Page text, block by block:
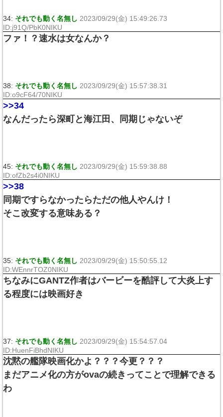
34: それでも動く名無し 2023/09/29(金) 15:49:26.73
ID:j91Q/PbK0NIKU
ファ！？速水は女なんか？
38: それでも動く名無し 2023/09/29(金) 15:57:38.31
ID:o9cF64/70NIKU
>>34
なんだったら深町と海江田、同期じゃないぞ
45: それでも動く名無し 2023/09/29(金) 15:59:38.88
ID:ofZb2s4i0NIKU
>>38
同期ですらなかったらただの他人やんけ！
そこ改変する意味ある？
35: それでも動く名無し 2023/09/29(金) 15:50:55.12
ID:WEnnrTOZ0NIKU
ちなみにGANTZ作者はバービーを酷評して大炎上す
る程度には映画好き
37: それでも動く名無し 2023/09/29(金) 15:54:57.04
ID:HuenFiBhdNIKU
沈黙の艦隊映画化かよ？？？今更？？？
まだアニメ化の方がovaの続きってことで理解できる
わ